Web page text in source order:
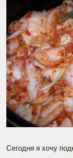
Сегодня я хочу